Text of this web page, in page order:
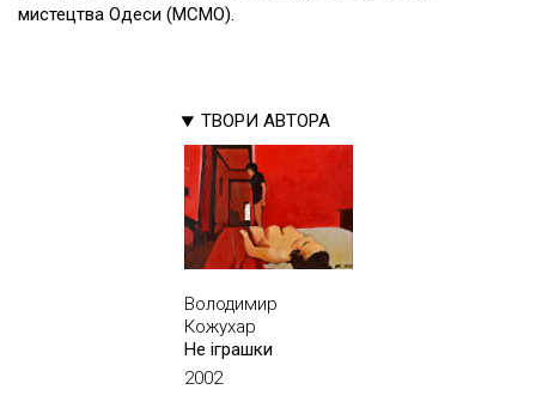
мистецтва Одеси (МСМО).
ТВОРИ АВТОРА
Володимир
Кожухар
Не іграшки
2002